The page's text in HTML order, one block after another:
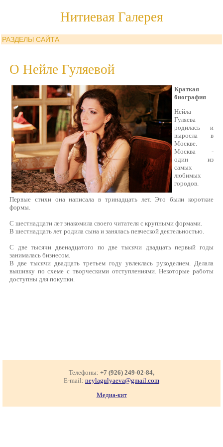
Нитиевая Галерея
РАЗДЕЛЫ САЙТА
О Нейле Гуляевой
Краткая
биография
Нейла
Гуляева
родилась и
выросла в
Москве.
Москва -
один из
самых
любимых
городов.
Первые стихи она написала в тринадцать лет. Это были короткие
формы.
С шестнадцати лет знакомила своего читателя с крупными формами.
В шестнадцать лет родила сына и занялась певческой деятельностью.
С две тысячи двенадцатого по две тысячи двадцать первый годы
занималась бизнесом.
В две тысячи двадцать третьем году увлеклась рукоделием. Делала
вышивку по схеме с творческими отступлениями. Некоторые работы
доступны для покупки.
Телефоны: +7 (926) 249-02-84,
E-mail: neylagulyaeva@gmail.com
Медиа-кит